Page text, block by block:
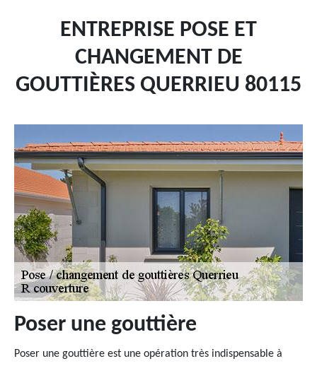
ENTREPRISE POSE ET
CHANGEMENT DE
GOUTTIÈRES QUERRIEU 80115
Poser une gouttière
Poser une gouttière est une opération très indispensable à